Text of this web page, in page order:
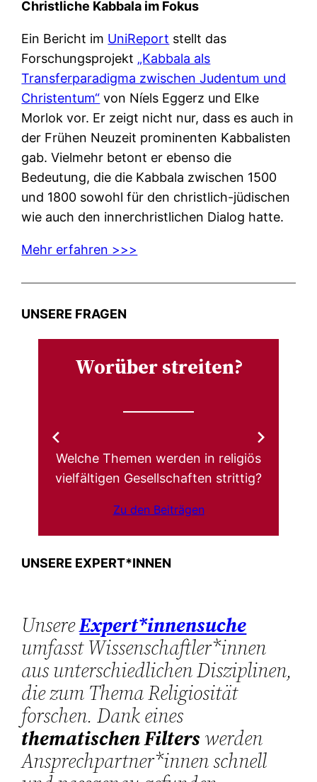
Christliche Kabbala im Fokus
Ein Bericht im UniReport stellt das
Forschungsprojekt „Kabbala als
Transferparadigma zwischen Judentum und
Christentum“ von Níels Eggerz und Elke
Morlok vor. Er zeigt nicht nur, dass es auch in
der Frühen Neuzeit prominenten Kabbalisten
gab. Vielmehr betont er ebenso die
Bedeutung, die die Kabbala zwischen 1500
und 1800 sowohl für den christlich-jüdischen
wie auch den innerchristlichen Dialog hatte.
Mehr erfahren >>>
UNSERE FRAGEN
Worüber streiten?
Welche Themen werden in religiös
vielfältigen Gesellschaften strittig?
Zu den Beiträgen
UNSERE EXPERT*INNEN
UnsereExpert*innensuche
umfasst Wissenschaftler*innen
aus unterschiedlichen Disziplinen,
die zum Thema Religiosität
forschen. Dank eines
thematischen Filterswerden
Ansprechpartner*innen schnell